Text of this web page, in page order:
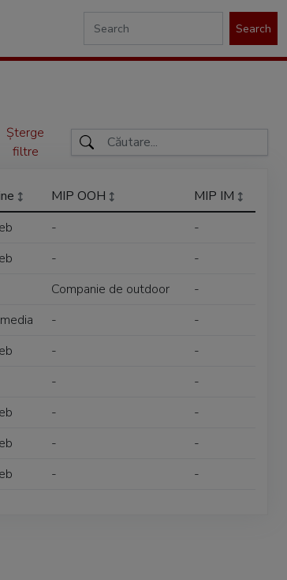
Search
Șterge
filtre
MIP OOH
MIP IM
-
-
-
-
Companie de outdoor
-
-
-
-
-
-
-
-
-
-
-
- -